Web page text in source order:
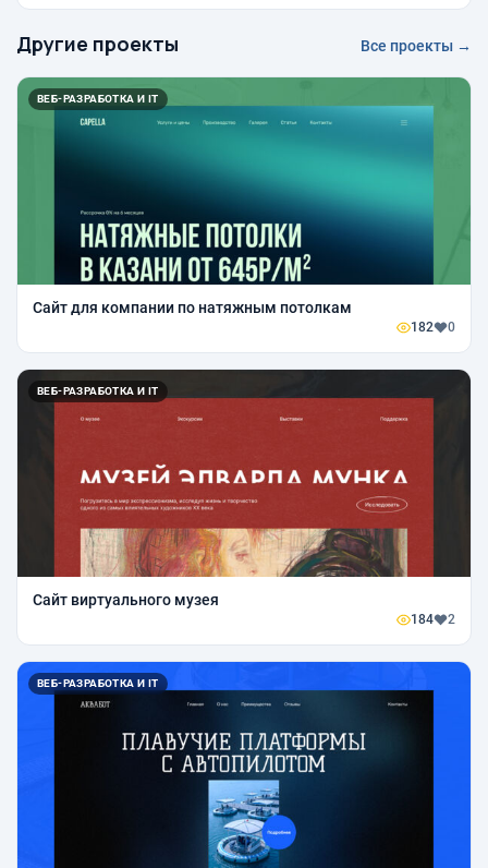
Другие проекты Все проекты →
ВЕБ-РАЗРАБОТКА И IT
Сайт для компании по натяжным потолкам
182 0
ВЕБ-РАЗРАБОТКА И IT
Сайт виртуального музея
184 2
ВЕБ-РАЗРАБОТКА И IT